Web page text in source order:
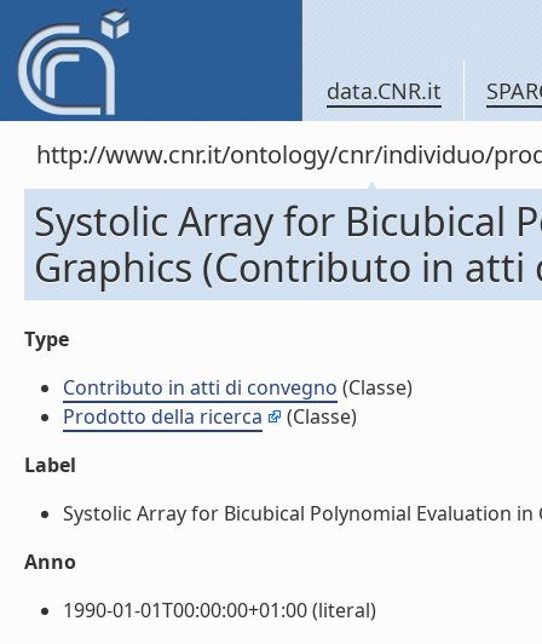
data.CNR.it
http://www.cnr.it/ontology/cnr/individuo/
Systolic Array for Bicubical
Graphics (Contributo in atti
Type
Contributo in atti di convegno (Classe)
Prodotto della ricerca
(Classe)
Label
Systolic Array for Bicubical Polynomial Evaluation
Anno
1990-01-01T00:00:00+01:00 (literal)